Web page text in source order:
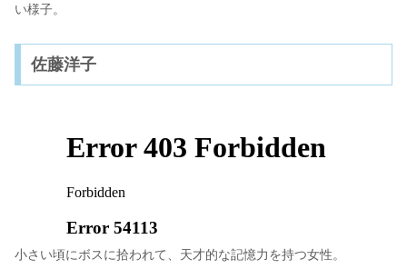
い様子。
佐藤洋子
小さい頃にボスに拾われて、天才的な記憶力を持つ女性。